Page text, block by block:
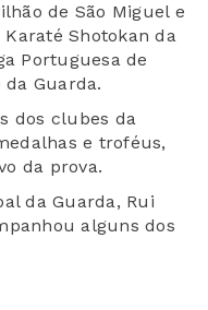
de São Miguel e
Shotokan da
Portuguesa de
Guarda.
dos clubes da
e troféus,
da prova.
da Guarda, Rui
alguns dos